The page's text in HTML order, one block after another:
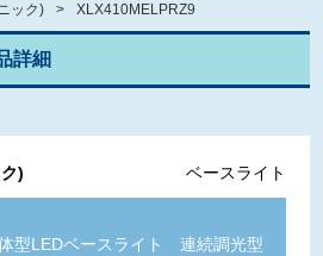
ック) XLX410MELPRZ9
詳細
) ベースライト
LEDベースライト 連続調光型